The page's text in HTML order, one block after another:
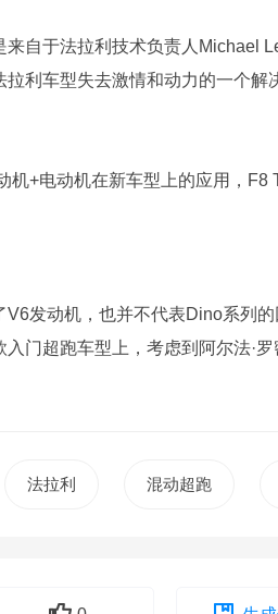
自于法拉利技术负责人Michael
利车型失去激情和动力的一个解决
机+电动机在新车型上的应用，
发动机，也并不代表Dino系列
门超跑车型上，考虑到阿尔法·
法拉利 混动超跑